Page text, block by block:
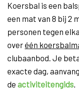
Koersbal is een
een mat van 8 bij 2
personen tegen
overéén
clubaanbod. Je
exacte dag,
de activiteitengids.